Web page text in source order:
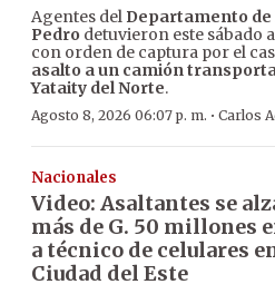
Agentes del Departamento
Pedro detuvieron este sábado
con orden de captura por el
asalto a un camión
Yataity del Norte.
Agosto 8, 2026 06:07 p. m. · Carlos
Nacionales
Video: Asaltantes se
más de G. 50 millones
a técnico de celulares
Ciudad del Este